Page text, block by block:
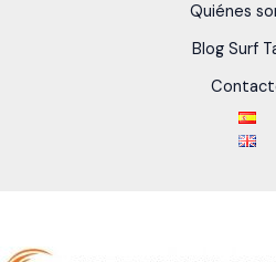
Quiénes
Blog Surf